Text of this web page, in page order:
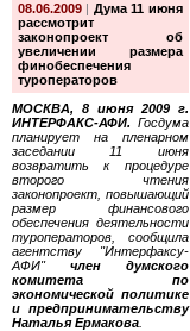
08.06.2009 | Дума 11 июня
рассмотрит
законопроект об
увеличении размера
финобеспечения
туроператоров
МОСКВА, 8 июня 2009 г.
ИНТЕРФАКС-АФИ. Госдума
планирует на пленарном
заседании 11 июня
возвратить к процедуре
второго чтения
законопроект, повышающий
размер финансового
обеспечения деятельности
туроператоров, сообщила
агентству "Интерфаксу-
АФИ"член думского
комитета по
экономической политике
и предпринимательству
Наталья Ермакова